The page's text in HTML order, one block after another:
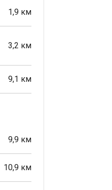
1,9 км
3,2 км
9,1 км
9,9 км
10,9 км